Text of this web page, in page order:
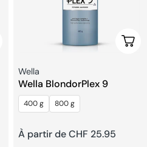
Les Options
Fournisseur:
Wella
Wella BlondorPlex 9
400 g 800 g
Prix
À partir de CHF 25.95